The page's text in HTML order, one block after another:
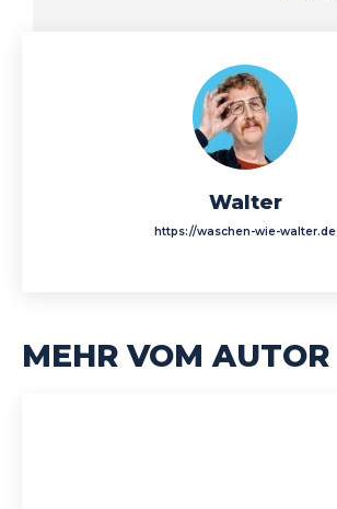
Walter
https://waschen-wie-walter.de
MEHR VOM AUTOR